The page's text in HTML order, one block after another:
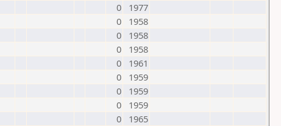
0
1977
0
1958
0
1958
0
1958
0
1961
0
1959
0
1959
0
1959
0
1965